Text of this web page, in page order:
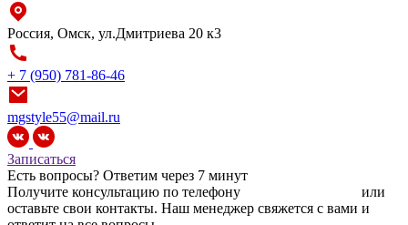
Россия, Омск, ул.Дмитриева 20 к3
+ 7 (950) 781-86-46
mgstyle55@mail.ru
Записаться
Есть вопросы? Ответим через 7 минут
Получите консультацию по телефону
или
оставьте свои контакты. Наш менеджер свяжется с вами и